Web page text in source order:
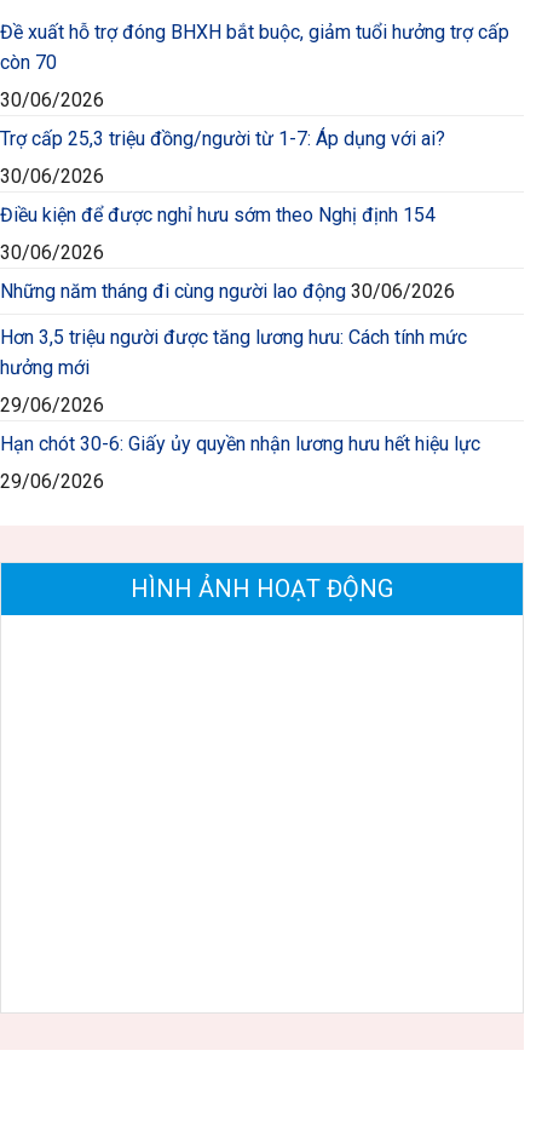
Đề xuất hỗ trợ đóng BHXH bắt buộc, giảm tuổi hưởng trợ cấp
còn 70
30/06/2026
Trợ cấp 25,3 triệu đồng/người từ 1-7: Áp dụng với ai?
30/06/2026
Điều kiện để được nghỉ hưu sớm theo Nghị định 154
30/06/2026
Những năm tháng đi cùng người lao động 30/06/2026
Hơn 3,5 triệu người được tăng lương hưu: Cách tính mức
hưởng mới
29/06/2026
Hạn chót 30-6: Giấy ủy quyền nhận lương hưu hết hiệu lực
29/06/2026
HÌNH ẢNH HOẠT ĐỘNG